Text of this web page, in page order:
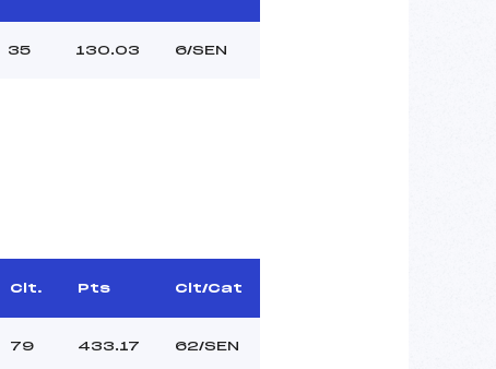
35 130.03 6/SEN
Clt. Pts Clt/Cat
79 433.17 62/SEN